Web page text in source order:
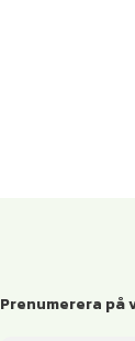
Prenumerera